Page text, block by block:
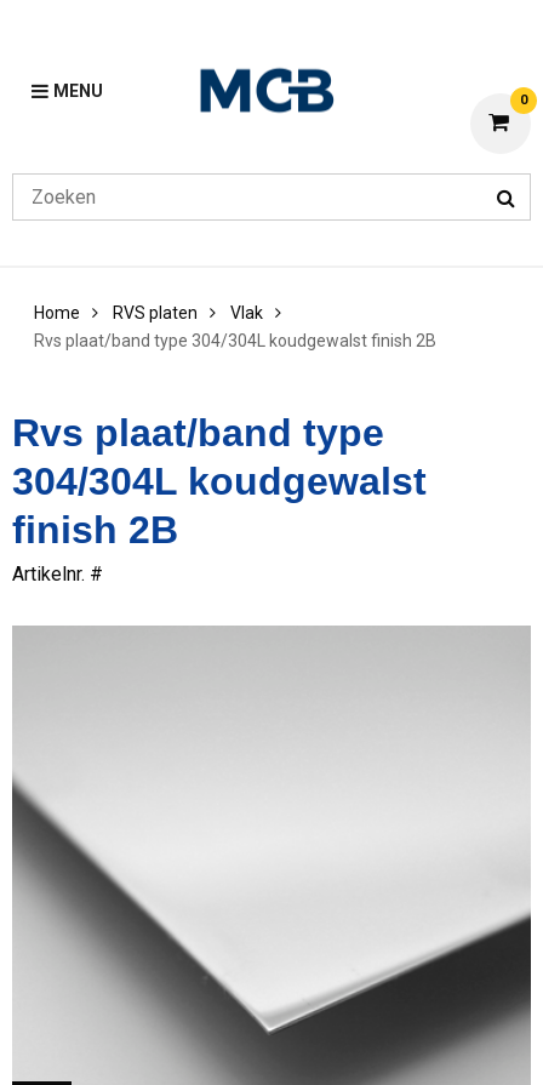
MENU 0
Home RVS platen
Vlak
Rvs plaat/band type 304/304L koudgewalst finish 2B
Rvs plaat/band type
304/304L koudgewalst
finish 2B
Artikelnr. #